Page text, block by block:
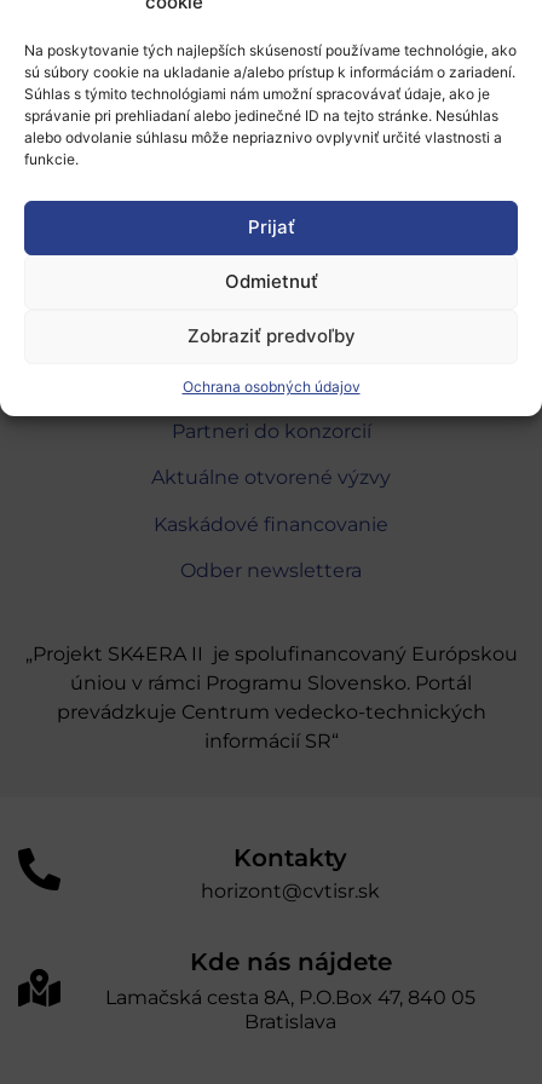
Na poskytovanie tých najlepších skúseností používame technológie, ako
sú súbory cookie na ukladanie a/alebo prístup k informáciám o zariadení.
Súhlas s týmito technológiami nám umožní spracovávať údaje, ako je
správanie pri prehliadaní alebo jedinečné ID na tejto stránke. Nesúhlas
alebo odvolanie súhlasu môže nepriaznivo ovplyvniť určité vlastnosti a
funkcie.
Prijať
Odmietnuť
Zobraziť predvoľby
Ochrana osobných údajov
V prípade, že Vás táto ponuka zaujala,
kontaktujte sa priamo na organizáciu.
9.12.2019, kas
O programe
Národné kontaktné body
Partneri do konzorcií
Aktuálne otvorené výzvy
Kaskádové financovanie
Odber newslettera
„Projekt SK4ERA II je spolufinancovaný Európskou
úniou v rámci Programu Slovensko. Portál
prevádzkuje Centrum vedecko-technických
informácií SR“
Kontakty
horizont@cvtisr.sk
Kde nás nájdete
Lamačská cesta 8A, P.O.Box 47, 840 05
Bratislava